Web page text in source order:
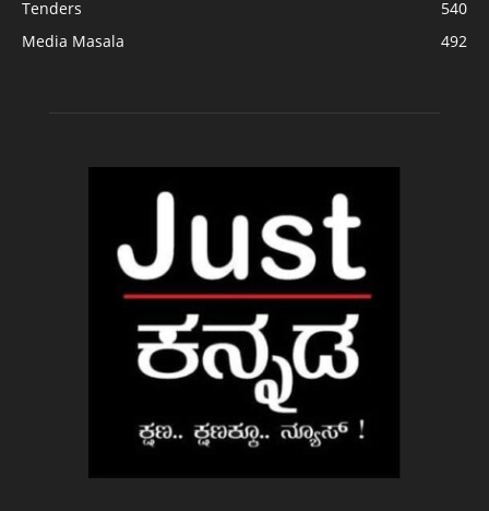
Tenders
540
Media Masala
492